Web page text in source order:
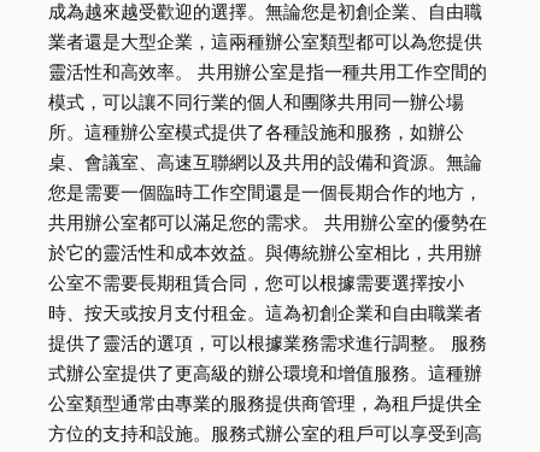
成為越來越受歡迎的選擇。無論您是初創企業、自由職
業者還是大型企業，這兩種辦公室類型都可以為您提供
靈活性和高效率。 共用辦公室是指一種共用工作空間的
模式，可以讓不同行業的個人和團隊共用同一辦公場
所。這種辦公室模式提供了各種設施和服務，如辦公
桌、會議室、高速互聯網以及共用的設備和資源。無論
您是需要一個臨時工作空間還是一個長期合作的地方，
共用辦公室都可以滿足您的需求。 共用辦公室的優勢在
於它的靈活性和成本效益。與傳統辦公室相比，共用辦
公室不需要長期租賃合同，您可以根據需要選擇按小
時、按天或按月支付租金。這為初創企業和自由職業者
提供了靈活的選項，可以根據業務需求進行調整。 服務
式辦公室提供了更高級的辦公環境和增值服務。這種辦
公室類型通常由專業的服務提供商管理，為租戶提供全
方位的支持和設施。服務式辦公室的租戶可以享受到高